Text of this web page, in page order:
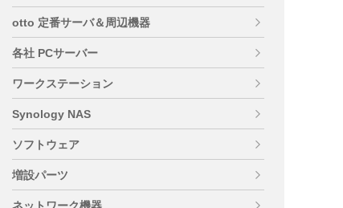
otto 定番サーバ＆周辺機器
各社 PCサーバー
ワークステーション
Synology NAS
ソフトウェア
増設パーツ